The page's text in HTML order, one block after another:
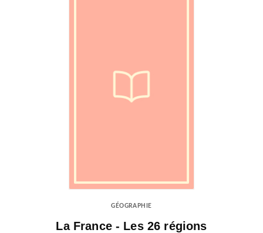
GÉOGRAPHIE
La France - Les 26 régions